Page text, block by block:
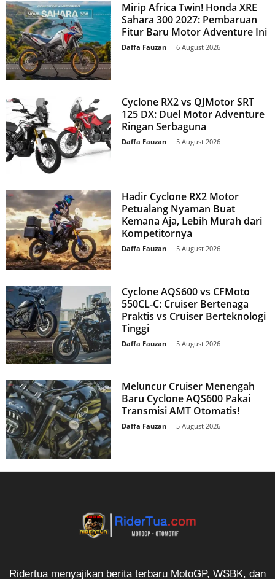
Mirip Africa Twin! Honda XRE
Sahara 300 2027: Pembaruan
Fitur Baru Motor Adventure Ini
Daffa Fauzan 6 August 2026
Cyclone RX2 vs QJMotor SRT
125 DX: Duel Motor Adventure
Ringan Serbaguna
Daffa Fauzan 5 August 2026
Hadir Cyclone RX2 Motor
Petualang Nyaman Buat
Kemana Aja, Lebih Murah dari
Kompetitornya
Daffa Fauzan 5 August 2026
Cyclone AQS600 vs CFMoto
550CL-C: Cruiser Bertenaga
Praktis vs Cruiser Berteknologi
Tinggi
Daffa Fauzan 5 August 2026
Meluncur Cruiser Menengah
Baru Cyclone AQS600 Pakai
Transmisi AMT Otomatis!
Daffa Fauzan 5 August 2026
Ridertua menyajikan berita terbaru MotoGP, WSBK, dan